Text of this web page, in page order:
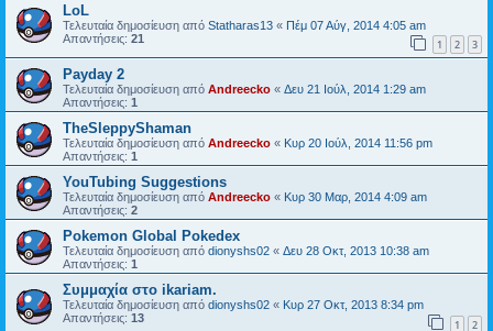
LoL
Τελευταία δημοσίευση από Statharas13 « Πέμ 07 Αύγ, 2014 4:05 am
Απαντήσεις: 21 1 2 3
Payday 2
Τελευταία δημοσίευση από Andreecko « Δευ 21 Ιούλ, 2014 1:29 am
Απαντήσεις: 1
TheSleppyShaman
Τελευταία δημοσίευση από Andreecko « Κυρ 20 Ιούλ, 2014 11:56 pm
Απαντήσεις: 1
YouTubing Suggestions
Τελευταία δημοσίευση από Andreecko « Κυρ 30 Μαρ, 2014 4:09 am
Απαντήσεις: 2
Pokemon Global Pokedex
Τελευταία δημοσίευση από dionyshs02 « Δευ 28 Οκτ, 2013 10:38 am
Απαντήσεις: 1
Συμμαχία στο ikariam.
Τελευταία δημοσίευση από dionyshs02 « Κυρ 27 Οκτ, 2013 8:34 pm
Απαντήσεις: 13 1 2